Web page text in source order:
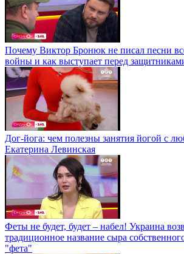
Почему Виктор Бронюк не писал песни
войны и как выступает перед
Дог-йога: чем полезны занятия йогой с
Екатерина Левинская
Феты не будет, будет – набел! Украина
традиционное название сыра
"фета"